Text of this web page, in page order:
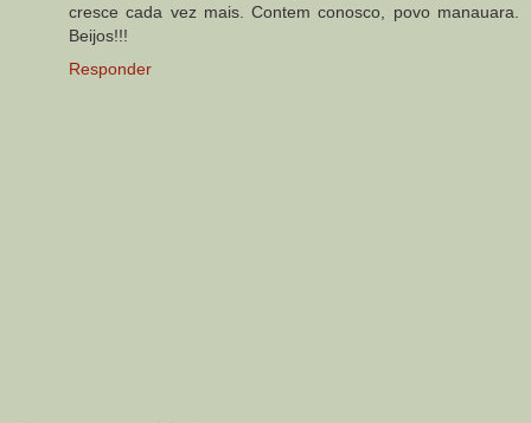
cresce cada vez mais. Contem conosco, povo manauara.
Beijos!!!
Responder